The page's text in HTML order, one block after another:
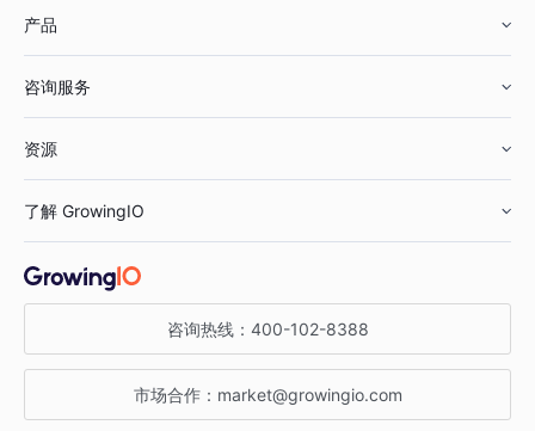
鞋服行业
汽车行业
金融行业
产品
智能运营
获客分析
咨询服务
资源
增长公开课
增长博客
了解 GrowingIO
关于 GrowingIO
增长大会
咨询热线： 400-102-8388
市场合作： market@growingio.com